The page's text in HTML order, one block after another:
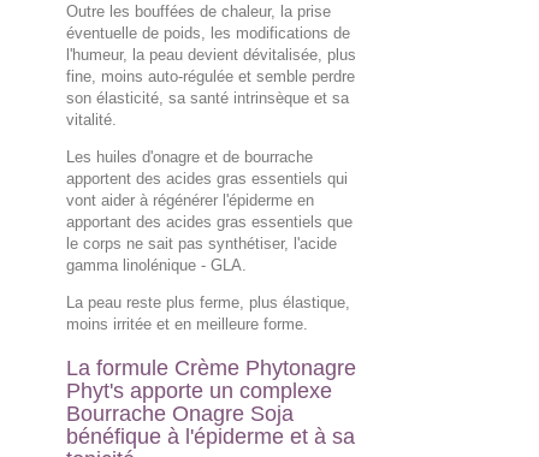
Outre les bouffées de chaleur, la prise
éventuelle de poids, les modifications de
l'humeur, la peau devient dévitalisée, plus
fine, moins auto-régulée et semble perdre
son élasticité, sa santé intrinsèque et sa
vitalité.
Les huiles d'onagre et de bourrache
apportent des acides gras essentiels qui
vont aider à régénérer l'épiderme en
apportant des acides gras essentiels que
le corps ne sait pas synthétiser, l'acide
gamma linolénique - GLA.
La peau reste plus ferme, plus élastique,
moins irritée et en meilleure forme.
La formule Crème Phytonagre
Phyt's apporte un complexe
Bourrache Onagre Soja
bénéfique à l'épiderme et à sa